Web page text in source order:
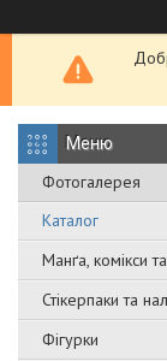
Фотогалерея
Каталог
Манґа, комікси
Стікерпаки та
Фігурки